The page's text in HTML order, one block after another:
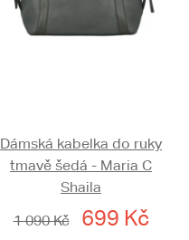
Dámská kabelka do ruky
tmavě šedá - Maria C
Shaila
1 090 Kč
699 Kč